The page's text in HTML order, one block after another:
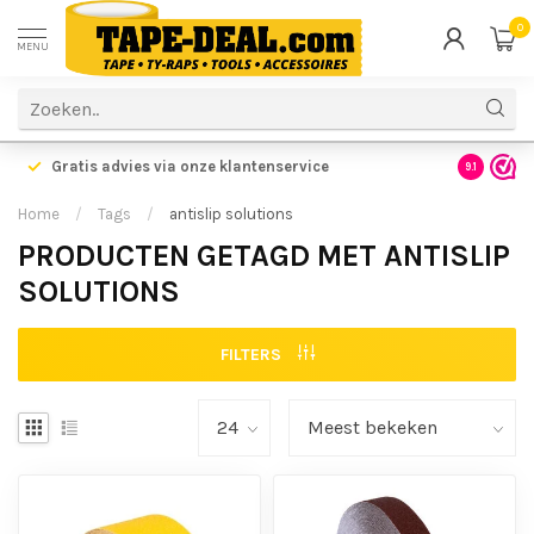
MENU
0
Voor 17.00 uur besteld,vandaag verzonden! 9.1
Home / Tags / antislip solutions
PRODUCTEN GETAGD MET ANTISLIP
SOLUTIONS
FILTERS